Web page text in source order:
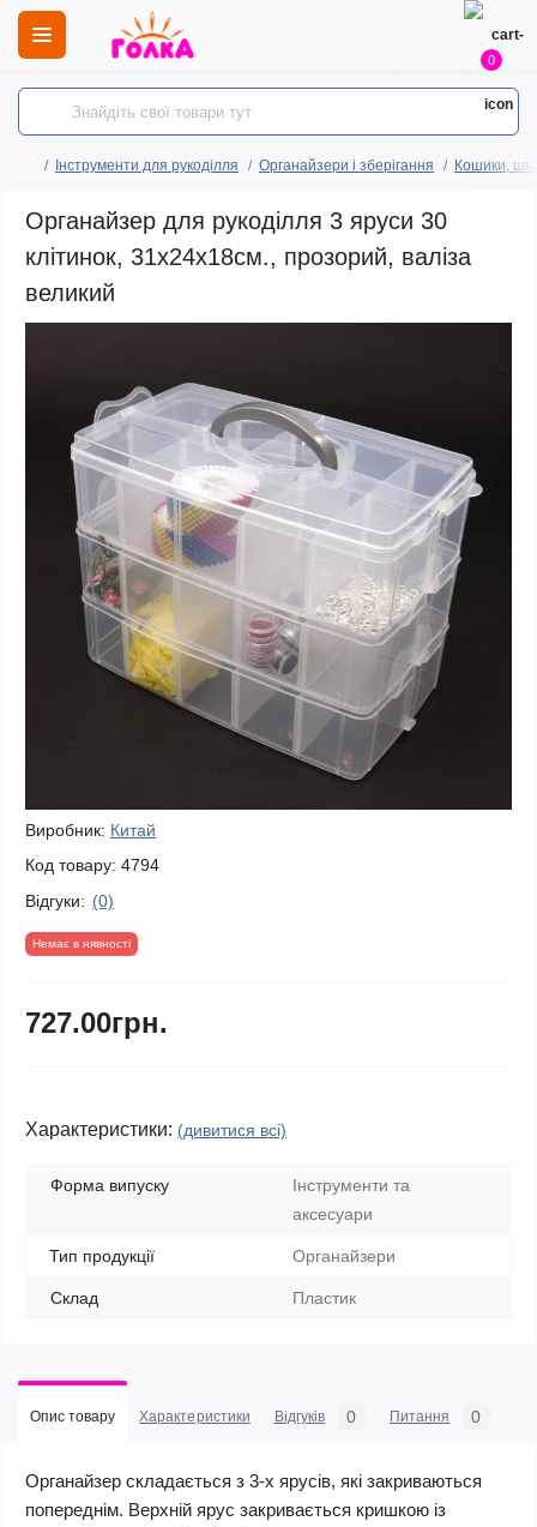
0
Інструменти для рукоділля Органайзери і зберігання Кошики,
Органайзер для рукоділля 3 яруси 30
клітинок, 31х24х18см., прозорий, валіза
великий
Виробник: Китай
Код товару: 4794
Відгуки: (0)
Немає в нявності
727.00грн.
Характеристики: (дивитися всі)
Форма випуску
Інструменти та
аксесуари
Тип продукції Органайзери
Склад Пластик
Опис товару Характеристики Відгуків 0 Питання 0
Органайзер складається з 3-х ярусів, які закриваються
попереднім. Верхній ярус закривається кришкою із